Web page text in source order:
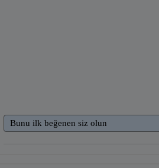
Bunu ilk beğenen siz olun